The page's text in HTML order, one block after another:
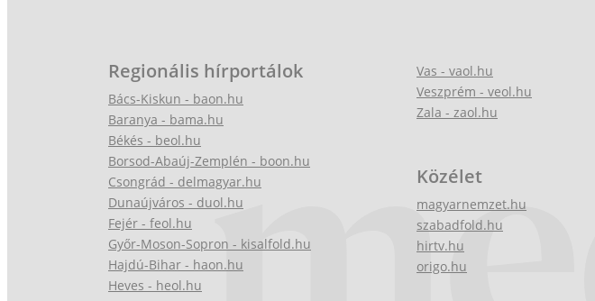
Regionális hírportálok
Bács-Kiskun - baon.hu
Baranya - bama.hu
Békés - beol.hu
Borsod-Abaúj-Zemplén - boon.hu
Csongrád - delmagyar.hu
Dunaújváros - duol.hu
Fejér - feol.hu
Győr-Moson-Sopron - kisalfold.hu
Hajdú-Bihar - haon.hu
Heves - heol.hu
Vas - vaol.hu
Veszprém - veol.hu
Zala - zaol.hu
Közélet
magyarnemzet.hu
szabadfold.hu
hirtv.hu
origo.hu